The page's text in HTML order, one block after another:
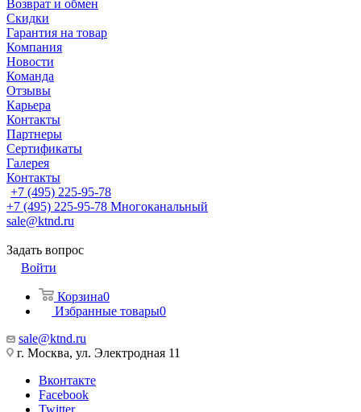
Возврат и обмен
Скидки
Гарантия на товар
Компания
Новости
Команда
Отзывы
Карьера
Контакты
Партнеры
Сертификаты
Галерея
Контакты
+7 (495) 225-95-78
+7 (495) 225-95-78 Многоканальный
sale@ktnd.ru
Задать вопрос
Войти
Корзина0
Избранные товары0
sale@ktnd.ru
г. Москва, ул. Электродная 11
Вконтакте
Facebook
Twitter